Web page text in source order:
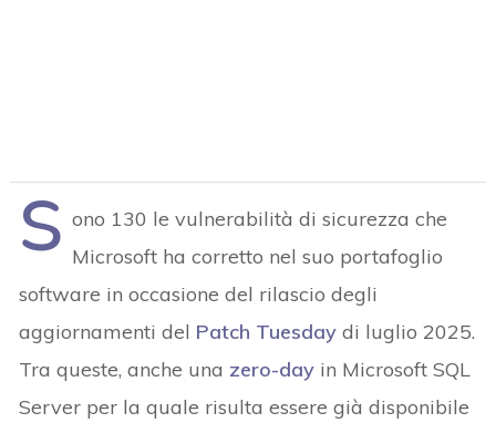
S ono 130 le vulnerabilità di sicurezza che
Microsoft ha corretto nel suo portafoglio
software in occasione del rilascio degli
aggiornamenti del Patch Tuesday di luglio 2025.
Tra queste, anche una zero-day in Microsoft SQL
Server per la quale risulta essere già disponibile